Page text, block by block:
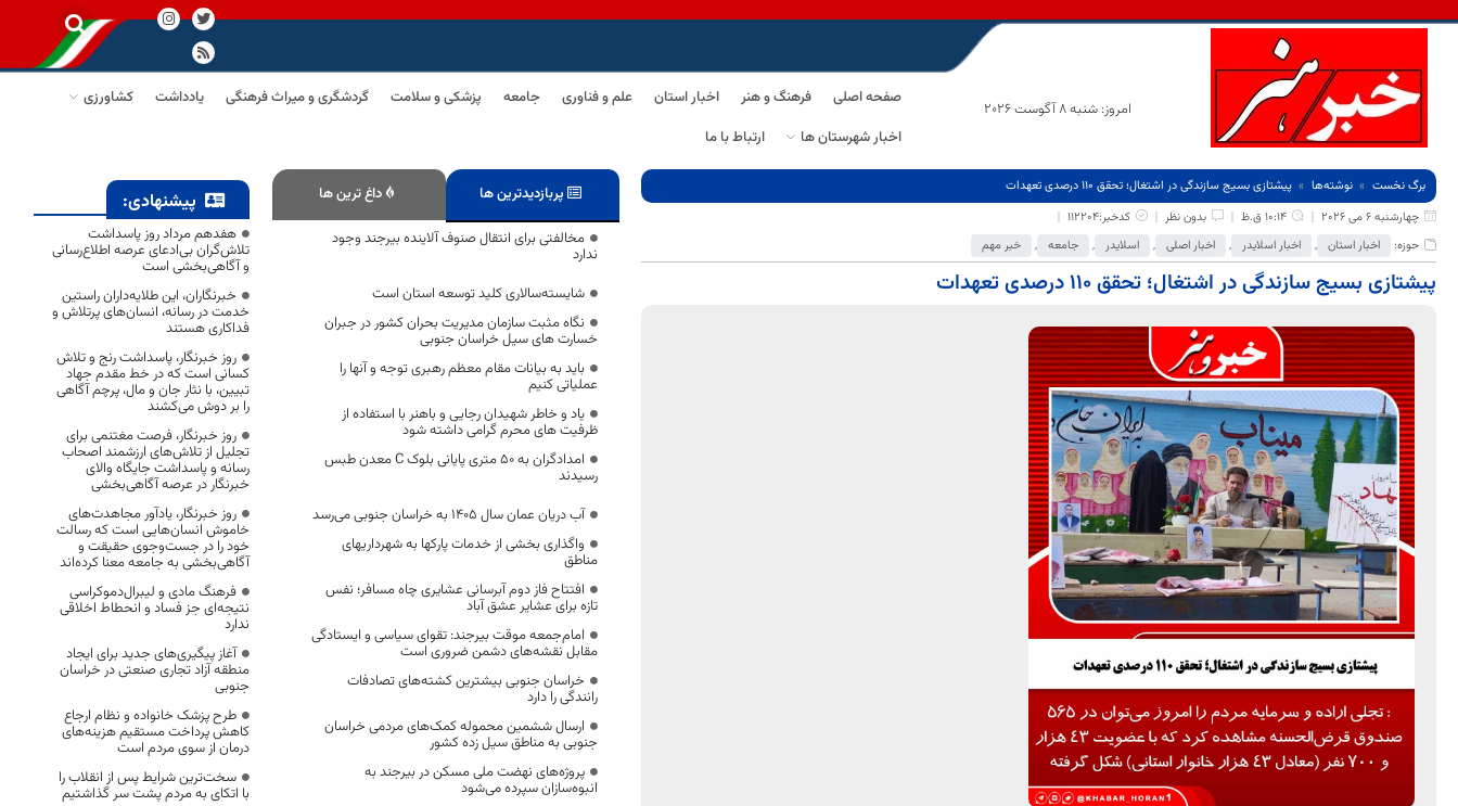
امروز: شنبه 8 آگوست 2026
صفحه اصلی فرهنگ و هنر اخبار استان علم و فناوری جامعه پزشکی و سلامت گردشگری و میراث فرهنگی یادداشت
کشاورزی
اخبار شهرستان ها
ارتباط با ما
برگ نخست نوشته‌ها
پیشتازی بسیج سازندگی در اشتغال؛ تحقق ۱۱۰ درصدی تعهدات
چهارشنبه 6 می 2026
10:14 ق.ظ بدون نظر
کدخبر:112204
حوزه:
اخبار استان , اخبار اسلایدر , اخبار اصلی , اسلایدر , جامعه , خبر مهم
پیشتازی بسیج سازندگی در اشتغال؛ تحقق ۱۱۰ درصدی تعهدات
پربازدیدترین ها داغ ترین ها
مخالفتی برای انتقال صنوف آلاینده بیرجند وجود
ندارد
شایسته‌سالاری کلید توسعه استان است
نگاه مثبت سازمان مدیریت بحران کشور در جبران
خسارت های سیل خراسان جنوبی
باید به بیانات مقام معظم رهبری توجه و آنها را
عملیاتی کنیم
یاد و خاطر شهیدان رجایی و باهنر با استفاده از
ظرفیت های محرم گرامی داشته شود
امدادگران به ۵۰ متری پایانی بلوک C معدن طبس
رسیدند
آب دریان عمان سال ۱۴۰۵ به خراسان جنوبی می‌رسد
واگذاری بخشی از خدمات پارکها به شهرداریهای
مناطق
افتتاح فاز دوم آبرسانی عشایری چاه مسافر؛ نفس
تازه برای عشایر عشق آباد
امام‌جمعه موقت بیرجند: تقوای سیاسی و ایستادگی
مقابل نقشه‌های دشمن ضروری است
خراسان جنوبی بیشترین کشته‌های تصادفات
رانندگی را دارد
ارسال ششمین محموله کمک‌های مردمی خراسان
جنوبی به مناطق سیل زده کشور
پروژه‌های نهضت ملی مسکن در بیرجند به
انبوه‌سازان سپرده می‌شود
پیشنهادی:
هفدهم مرداد روز پاسداشت
تلاش‌گران بی‌ادعای عرصه اطلاع‌رسانی
و آگاهی‌بخشی است
خبرنگاران، این طلایه‌داران راستین
خدمت در رسانه، انسان‌های پرتلاش و
فداکاری هستند
روز خبرنگار، پاسداشت رنج و تلاش
کسانی است که در خط مقدم جهاد
تبیین، با نثار جان و مال، پرچم آگاهی
را بر دوش می‌کشند
روز خبرنگار، فرصت مغتنمی برای
تجلیل از تلاش‌های ارزشمند اصحاب
رسانه و پاسداشت جایگاه والای
خبرنگار در عرصه آگاهی‌بخشی
روز خبرنگار، یادآور مجاهدت‌های
خاموش انسان‌هایی است که رسالت
خود را در جست‌وجوی حقیقت و
آگاهی‌بخشی به جامعه معنا کرده‌اند
فرهنگ مادی و لیبرال‌دموکراسی
نتیجه‌ای جز فساد و انحطاط اخلاقی
ندارد
آغاز پیگیری‌های جدید برای ایجاد
منطقه آزاد تجاری صنعتی در خراسان
جنوبی
طرح پزشک خانواده و نظام ارجاع
کاهش پرداخت مستقیم هزینه‌های
درمان از سوی مردم است
سخت‌ترین شرایط پس از انقلاب را
با اتکای به مردم پشت سر گذاشتیم